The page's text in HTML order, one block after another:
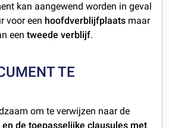
kan aangewend worden in geval
voor een hoofdverblijfplaats maar
eentweede verblijf.
TE
om te verwijzen naar de
de toepasselijke clausules met